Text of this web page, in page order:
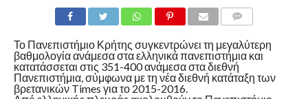
Το Πανεπιστήμιο Κρήτης συγκεντρώνει τη μεγαλύτερη
βαθμολογία ανάμεσα στα ελληνικά πανεπιστήμια και
κατατάσσεται στις 351-400 ανάμεσα στα διεθνή
Πανεπιστήμια, σύμφωνα με τη νέα διεθνή κατάταξη των
βρετανικών Times για το 2015-2016.